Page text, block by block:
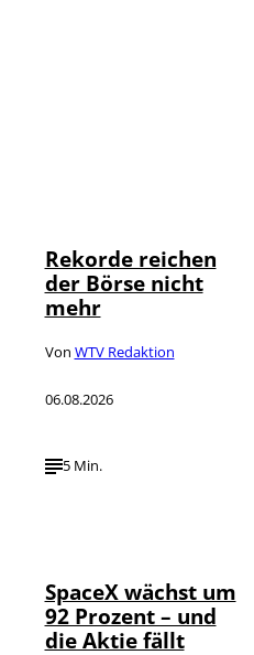
Rekorde reichen
der Börse nicht
mehr
Von WTV Redaktion
06.08.2026
5 Min.
SpaceX wächst um
92 Prozent – und
die Aktie fällt